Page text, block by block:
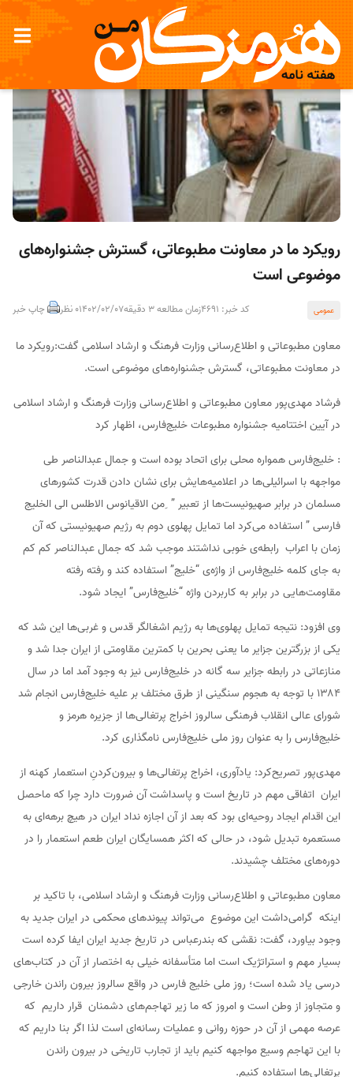
رویکرد ما در معاونت مطبوعاتی، گسترش جشنواره‌های
موضوعی است
عمومی کد خبر: 4691 زمان مطالعه 3 دقیقه 1402/02/070 نظر چاپ خبر
معاون مطبوعاتی و اطلاع‌رسانی وزارت فرهنگ و ارشاد اسلامی گفت:رویکرد ما
در معاونت مطبوعاتی، گسترش جشنواره‌های موضوعی است.
فرشاد مهدی‌‌پور معاون مطبوعاتی و اطلاع‌رسانی وزارت فرهنگ و ارشاد اسلامی
در آیین اختتامیه جشنواره مطبوعات خلیج‌فارس، اظهار کرد
: خلیج‌فارس همواره محلی برای اتحاد بوده است و جمال عبدالناصر طی
مواجهه با اسرائیلی‌ها در اعلامیه‌هایش برای نشان دادن قدرت کشورهای
مسلمان در برابر صهیونیست‌ها از تعبیر ” ِمن الاقیانوس الاطلس الی الخلیج
فارسی ” استفاده می‌کرد اما تمایل پهلوی دوم به رژیم صهیونیستی که آن
زمان با اعراب رابطه‌ی خوبی نداشتند موجب شد که جمال عبدالناصر کم کم
به جای کلمه خلیج‌فارس از واژه‌ی “خلیج” استفاده کند و رفته رفته
مقاومت‌هایی در برابر به کاربردن واژه “خلیج‌فارس” ایجاد شود.
وی افزود: نتیجه تمایل پهلوی‌ها به رژیم اشغالگر قدس و غربی‌ها این شد که
یکی از بزرگترین جزایر ما یعنی بحرین با کمترین مقاومتی از ایران جدا شد و
منازعاتی در رابطه جزایر سه گانه در خلیج‌فارس نیز به وجود آمد اما در سال
۱۳۸۴ با توجه به هجوم سنگینی از طرق مختلف بر علیه‌ خلیج‌فارس انجام شد
شورای عالی انقلاب فرهنگی سالروز اخراج پرتغالی‌ها از جزیره هرمز و
خلیج‌فارس را به عنوان روز ملی خلیج‌فارس نامگذاری کرد.
مهدی‌پور تصریح‌کرد: یادآوری، اخراج پرتغالی‌ها و بیرون‌کردنِ استعمار کهنه از
ایران اتفاقی مهم در تاریخ است و پاسداشت آن ضرورت دارد چرا که ماحصل
این اقدام ایجاد روحیه‌ای بود که بعد از آن اجازه نداد ایران در هیچ برهه‌ای به
مستعمره تبدیل شود، در حالی که اکثر همسایگان ایران طعم استعمار را در
دوره‌های مختلف چشیدند.
معاون مطبوعاتی و اطلاع‌رسانی وزارت فرهنگ و ارشاد اسلامی، با تاکید بر
اینکه گرامی‌داشت این موضوع می‌تواند پیوندهای محکمی در ایران جدید به
وجود بیاورد، گفت: نقشی که بندرعباس در تاریخ جدید ایران ایفا کرده است
بسیار مهم و استراتژیک است اما متأسفانه خیلی به اختصار از آن در کتاب‌های
درسی یاد شده است؛ روز ملی خلیج فارس در واقع سالروز بیرون راندن خارجی
و متجاوز از وطن است و امروز که ما زیر تهاجم‌های دشمنان قرار داریم که
عرصه مهمی از آن در حوزه روانی و عملیات رسانه‌ای است لذا اگر بنا داریم که
با این تهاجم وسیع مواجهه کنیم باید از تجارب تاریخی در بیرون راندن
پرتغالی‌ها استفاده کنیم.